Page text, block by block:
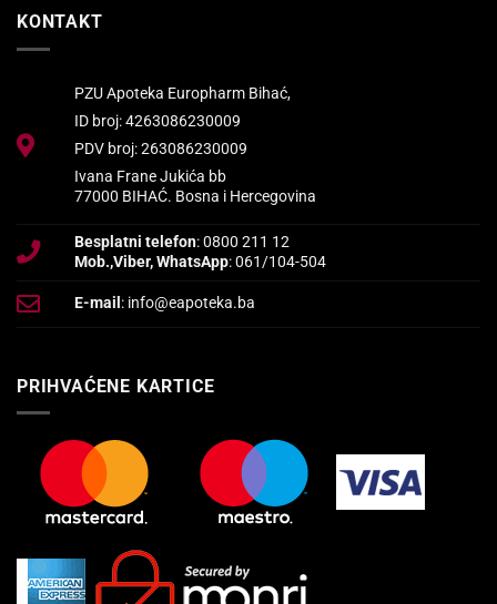
KONTAKT
PZU Apoteka Europharm Bihać,
ID broj: 4263086230009
PDV broj: 263086230009
Ivana Frane Jukića bb
77000 BIHAĆ. Bosna i Hercegovina
Besplatni telefon: 0800 211 12
Mob.,Viber, WhatsApp: 061/104-504
E-mail : info@eapoteka.ba
PRIHVAĆENE KARTICE